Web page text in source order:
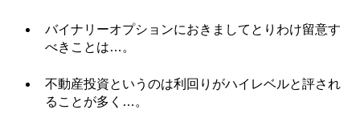
バイナリーオプションにおきましてとりわけ留意す
べきことは…。
不動産投資というのは利回りがハイレベルと評され
ることが多く…。